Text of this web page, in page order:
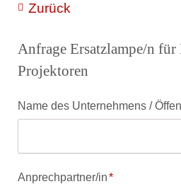
Zurück
Anfrage Ersatzlampe/n für
Projektoren
Pflichtfeld
Name des Unternehmens /
Pflichtfeld
Anprechpartner/in*